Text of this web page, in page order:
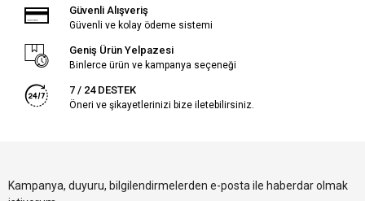
Güvenli Alışveriş
Güvenli ve kolay ödeme sistemi
Geniş Ürün Yelpazesi
Binlerce ürün ve kampanya seçeneği
7 / 24 DESTEK
Öneri ve şikayetlerinizi bize iletebilirsiniz.
Kampanya, duyuru, bilgilendirmelerden e-posta ile haberdar olmak